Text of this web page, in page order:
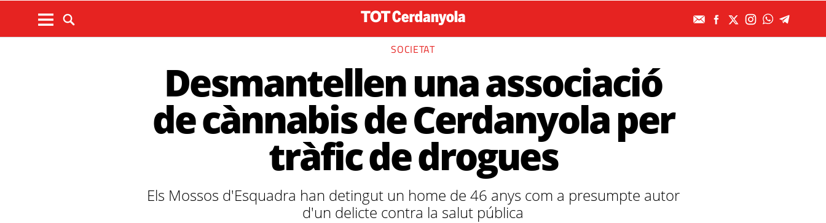
SOCIETAT
Desmantellen una associació
de cànnabis de Cerdanyola per
tràfic de drogues
Els Mossos d'Esquadra han detingut un home de 46 anys com a presumpte autor
d'un delicte contra la salut pública